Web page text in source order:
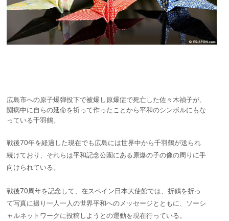
広島市への原子爆弾投下で被爆し原爆症で死亡した佐々木禎子が、
闘病中に自らの延命を祈って作ったことから平和のシンボルにもな
っている千羽鶴。
戦後70年を経過した現在でも広島には世界中から千羽鶴が送られ
続けており、それらは平和記念公園にある原爆の子の像の周りに手
向けられている。
戦後70周年を記念して、在スペイン日本大使館では、折鶴を折っ
て写真に撮り一人一人の世界平和へのメッセージとともに、ソーシ
ャルネットワークに投稿しようとの運動を現在行っている。